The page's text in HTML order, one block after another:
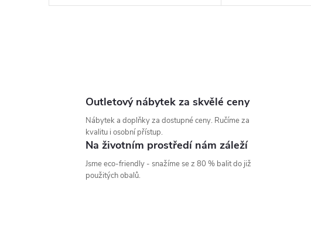
t
Outletový nábytek za skvělé ceny
Nábytek a doplňky za dostupné ceny. Ručíme za
kvalitu i osobní přístup.
Na životním prostředí nám záleží
Jsme eco-friendly - snažíme se z 80 % balit do již
použitých obalů.